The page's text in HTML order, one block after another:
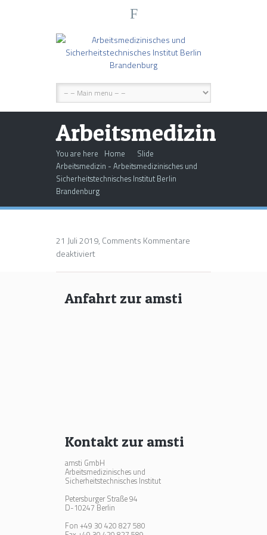
F
Arbeitsmedizin
You are here Home
Slide
Arbeitsmedizin - Arbeitsmedizinisches und
Sicherheitstechnisches Institut Berlin
Brandenburg
21 Juli 2019, Comments Kommentare
deaktiviertfür
Anfahrt zur amsti
Kontakt zur amsti
amsti GmbH
Arbeitsmedizinisches und
Sicherheitstechnisches Institut
Petersburger Straße 94
D-10247 Berlin
Fon +49 30 420 827 580